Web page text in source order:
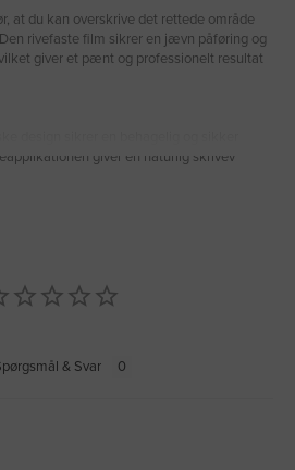
at du kan overskrive det rettede område
rivefaste film sikrer en jævn påføring og
giver et pænt og professionelt resultat
giver en naturlig skrivev
& Svar